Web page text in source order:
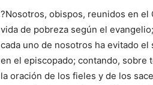
?Nosotros, obispos, reunidos en
vida de pobreza según el
cada uno de nosotros ha evitado
en el episcopado; contando, sobre
la oración de los fieles y de los